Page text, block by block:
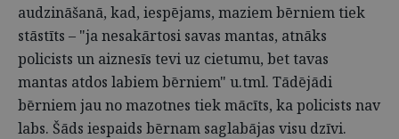
audzināšanā, kad, iespējams, maziem bērniem tiek
stāstīts – "ja nesakārtosi savas mantas, atnāks
policists un aiznesīs tevi uz cietumu, bet tavas
mantas atdos labiem bērniem" u.tml. Tādējādi
bērniem jau no mazotnes tiek mācīts, ka policists nav
labs. Šāds iespaids bērnam saglabājas visu dzīvi.